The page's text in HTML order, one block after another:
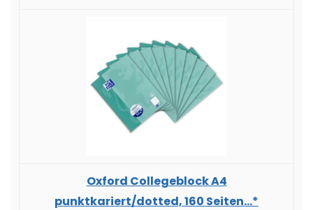
Oxford Collegeblock A4
punktkariert/dotted, 160 Seiten...*